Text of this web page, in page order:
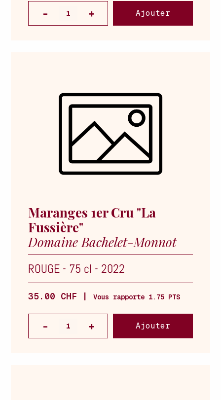
Ajouter
Maranges 1er Cru "La
Fussière"
Domaine Bachelet-Monnot
ROUGE - 75 cl - 2022
35.00 CHF | Vous rapporte 1.75 PTS
Ajouter